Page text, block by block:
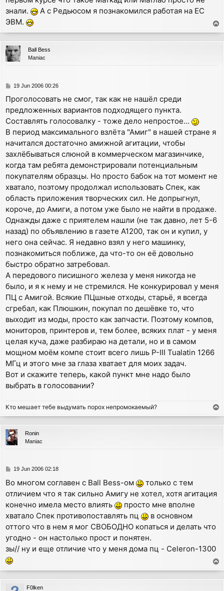
знали.
А с Редьюсом я познакомился работая на ЕС
ЭВМ.
o
p
Ball Bess
Maniac
P
s
t
19 Jun 2006 00:26
Проголосовать не смог, так как не нашёл среди
предложенных вариантов подходящего пункта.
Составлять голосовалку - тоже дело непростое...
В период максимального взлёта "Амиг" в нашей стране я
начитался достаточно амижной агитации, чтобы
захлёбываться слюной в коммерческом магазинчике,
когда там ребята демонстрировали потенциальным
покупателям образцы. Но просто бабок на тот момент не
хватало, поэтому продолжал использовать Спек, как
область приложения творческих сил. Не допрыгнул,
короче, до Амиги, а потом уже было не найти в продаже.
Однажды даже с приятелем нашли (не так давно, лет 5-6
назад) по объявлению в газете А1200, так он и купил, у
него она сейчас. Я недавно взял у него машинку,
познакомиться поближе, да что-то он её довольно
быстро обратно затребовал.
А передового писишного железа у меня никогда не
было, и я к нему и не стремился. Не конкурировал у меня
ПЦ с Амигой. Всякие ПЦшные отходы, старьё, я всегда
сгребал, как Плюшкин, покупал по дешёвке то, что
выходит из моды, просто как запчасти. Поэтому компов,
мониторов, принтеров и, тем более, всяких плат - у меня
целая куча, даже разбираю на детали, но и в самом
мощном моём компе стоит всего лишь P-III Tualatin 1266
МГц и этого мне за глаза хватает для моих задач.
Вот и скажите теперь, какой пункт мне надо было
выбрать в голосовании?
Кто мешает тебе выдумать порох непромокаемый?
o
p
Ronin
Maniac
P
s
t
19 Jun 2006 02:18
Во многом соглавен с Ball Bess-ом
только с тем
отличием что я так сильно Амигу не хотел, хотя агитация
конечно имела место влиять
просто мне вполне
хватало Спек противопоставлять пц
в основном
оттого что в нем я мог СВОБОДНО копаться и делать что
угодно - он настолько прост и понятен.
зы// ну и еще отличие что у меня дома пц - Celeron-1300
o
p
F0lken